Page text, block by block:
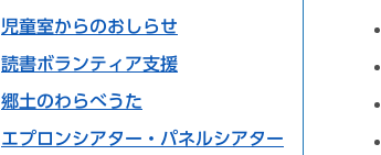
児童室からのおしらせ
読書ボランティア支援
郷土のわらべうた
エプロンシアター・パネルシアター